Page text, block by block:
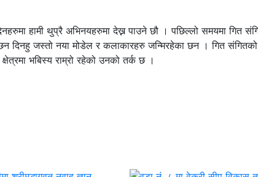
हामी थुप्रै अभिनयहरुमा देख्न पाउने छौ । पछिल्लो समयमा गित
दिनहु जस्तो नया मोडेल र कलाकारहरु जन्मिरहेका छन । गित संगितको
भबिस्य राम्रो रहेको उनको तर्क छ ।